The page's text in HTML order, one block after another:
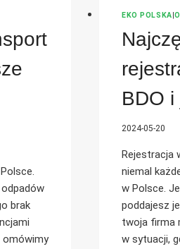
brak
omówimy
EKO POLSKA |
BDO
2024-05-20
Rejestracja
niemal
w Polsce.
poddajesz
twoja firma
w sytuacji,